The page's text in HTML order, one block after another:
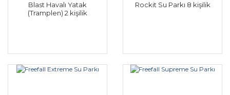
Blast Havalı Yatak
(Tramplen) 2 kişilik
Rockit Su Parkı 8 kişilik